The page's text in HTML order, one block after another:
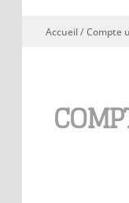
Vous êtes ici
Accueil/Compte